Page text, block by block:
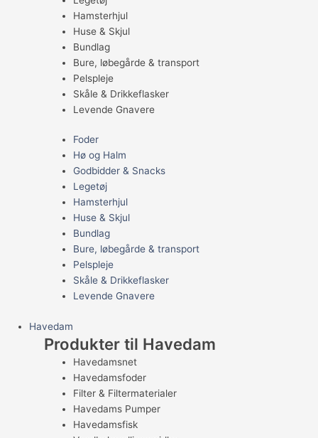
Hamsterhjul
Huse & Skjul
Bundlag
Bure, løbegårde & transport
Pelspleje
Skåle & Drikkeflasker
Levende Gnavere
Foder
Hø og Halm
Godbidder & Snacks
Legetøj
Hamsterhjul
Huse & Skjul
Bundlag
Bure, løbegårde & transport
Pelspleje
Skåle & Drikkeflasker
Levende Gnavere
Havedam
Produkter til Havedam
Havedamsnet
Havedamsfoder
Filter & Filtermaterialer
Havedams Pumper
Havedamsfisk